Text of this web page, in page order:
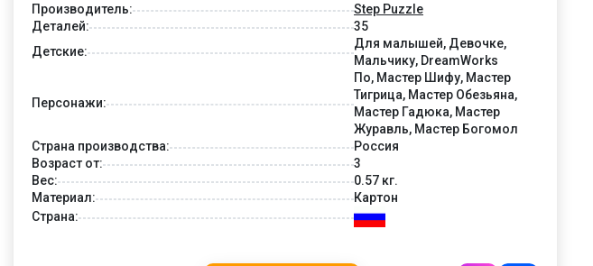
Производитель:
Step Puzzle
Деталей:
35
Детские:
Для малышей, Девочке,
Мальчику, DreamWorks
Персонажи:
По, Мастер Шифу, Мастер
Тигрица, Мастер Обезьяна,
Мастер Гадюка, Мастер
Журавль, Мастер Богомол
Страна производства:
Россия
Возраст от:
3
Вес:
0.57 кг.
Материал:
Картон
Страна: